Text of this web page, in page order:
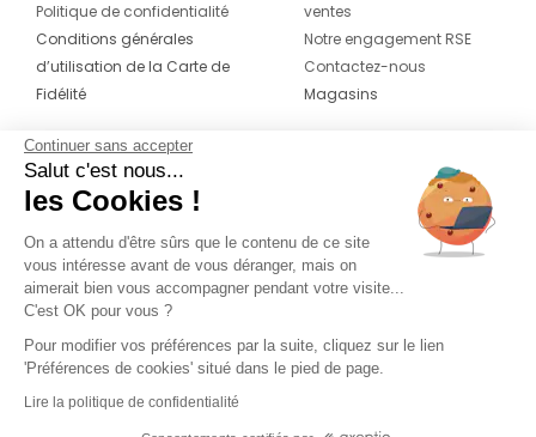
Politique de confidentialité
Conditions générales
d’utilisation de la Carte de
Fidélité
ventes
Notre engagement RSE
Contactez-nous
Magasins
CONTACT
04 42 20 78 42
Du lundi au jeudi de 8h30 à 16h30 & le
vendredi de 8h30 à 15h30
Continuer sans accepter
Salut c'est nous...
les Cookies !
On a attendu d'être sûrs que le contenu de ce site
vous intéresse avant de vous déranger, mais on
aimerait bien vous accompagner pendant votre visite...
C'est OK pour vous ?
Pour modifier vos préférences par la suite, cliquez sur le lien
'Préférences de cookies' situé dans le pied de page.
Lire la politique de confidentialité